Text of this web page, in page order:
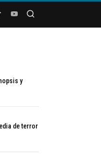
y
de terror